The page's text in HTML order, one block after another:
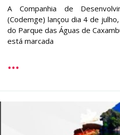
A Companhia de
(Codemge) lançou dia 4 de
do Parque das Águas de
está marcada